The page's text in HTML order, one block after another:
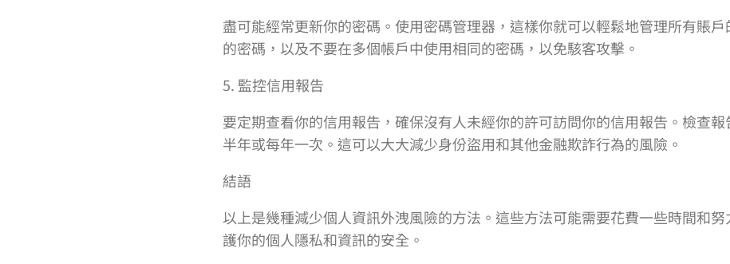
盡可能經常更新你的密碼。使用密碼管理器，這樣你就可以輕鬆地管理所有賬
的密碼，以及不要在多個帳戶中使用相同的密碼，以免駭客攻擊。
5. 監控信用報告
要定期查看你的信用報告，確保沒有人未經你的許可訪問你的信用報告。檢查
半年或每年一次。這可以大大減少身份盜用和其他金融欺詐行為的風險。
結語
以上是幾種減少個人資訊外洩風險的方法。這些方法可能需要花費一些時間和
護你的個人隱私和資訊的安全。